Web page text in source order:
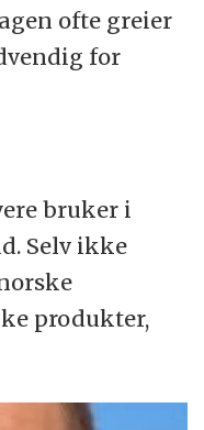
ofte greier
for
bruker i
Selv ikke
produkter,